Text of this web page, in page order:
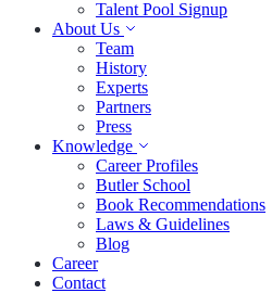
Talent Pool Signup
About Us
Team
History
Experts
Partners
Press
Knowledge
Career Profiles
Butler School
Book Recommendations
Laws & Guidelines
Blog
Career
Contact